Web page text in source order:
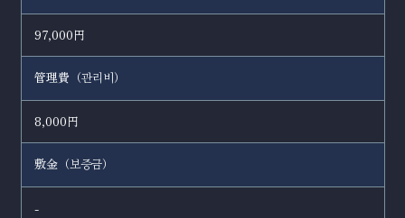
97,000円
管理費（관리비 ）
8,000円
敷金（보증금）
-